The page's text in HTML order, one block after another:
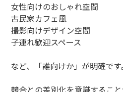
女性向けのおしゃれ空間
古民家カフェ風
撮影向けデザイン空間
子連れ歓迎スペース
など、「誰向けか」が明確です。
競合との差別化を意識すること